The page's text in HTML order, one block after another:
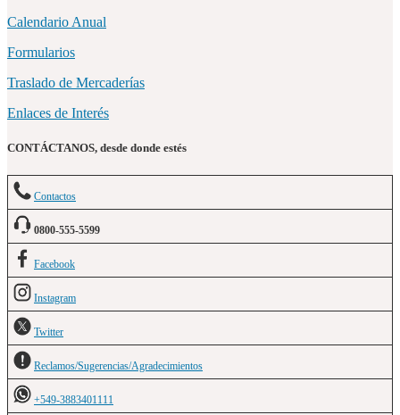
Calendario Anual
Formularios
Traslado de Mercaderías
Enlaces de Interés
CONTÁCTANOS, desde donde estés
Contactos
0800-555-5599
Facebook
Instagram
Twitter
Reclamos/Sugerencias/Agradecimientos
+549-3883401111